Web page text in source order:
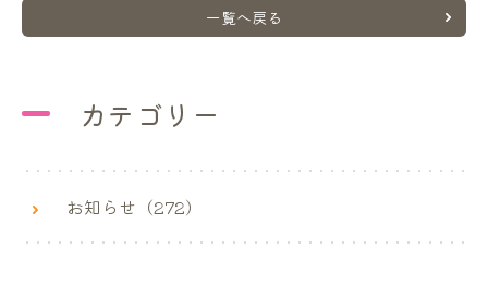
一覧へ戻る
カテゴリー
お知らせ（272）